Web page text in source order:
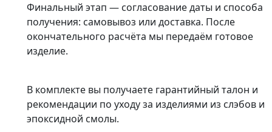
Финальный этап — согласование даты и способа
получения: самовывоз или доставка. После
окончательного расчёта мы передаём готовое
изделие.
В комплекте вы получаете гарантийный талон и
рекомендации по уходу за изделиями из слэбов и
эпоксидной смолы.